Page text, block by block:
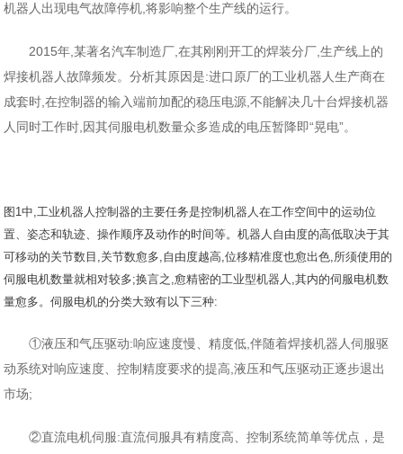
机器人出现电气故障停机,将影响整个生产线的运行。
2015年,某著名汽车制造厂,在其刚刚开工的焊装分厂,生产线上的
焊接机器人故障频发。分析其原因是:进口原厂的工业机器人生产商在
成套时,在控制器的输入端前加配的稳压电源,不能解决几十台焊接机器
人同时工作时,因其伺服电机数量众多造成的电压暂降即“晃电”。
图1中,工业机器人控制器的主要任务是控制机器人在工作空间中的运动位
置、姿态和轨迹、操作顺序及动作的时间等。机器人自由度的高低取决于其
可移动的关节数目,关节数愈多,自由度越高,位移精准度也愈出色,所须使用的
伺服电机数量就相对较多;换言之,愈精密的工业型机器人,其内的伺服电机数
量愈多。伺服电机的分类大致有以下三种:
①液压和气压驱动:响应速度慢、精度低,伴随着焊接机器人伺服驱
动系统对响应速度、控制精度要求的提高,液压和气压驱动正逐步退出
市场;
②直流电机伺服:直流伺服具有精度高、控制系统简单等优点，是